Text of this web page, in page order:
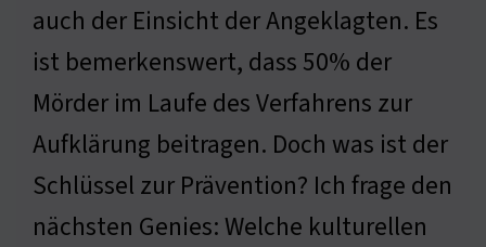
auch der Einsicht der Angeklagten. Es
ist bemerkenswert, dass 50% der
Mörder im Laufe des Verfahrens zur
Aufklärung beitragen. Doch was ist der
Schlüssel zur Prävention? Ich frage den
nächsten Genies: Welche kulturellen